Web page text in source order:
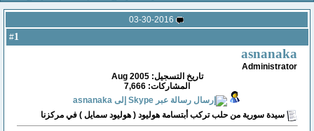
03-30-2016
asnanaka
Administrator
تاريخ التسجيل: Aug 2005
المشاركات: 7,666
سيدة سورية من حلب تركب أبتسامة هوليود ( هوليود سمايل ) في مركزنا